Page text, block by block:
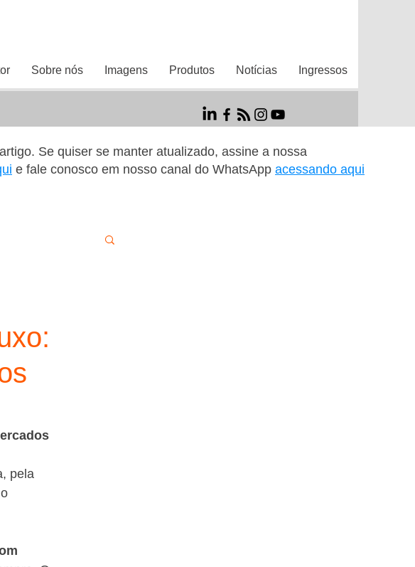
Sobre nós Imagens Produtos Notícias Ingressos
Se quiser se manter atualizado, assine a nossa
e fale conosco em nosso canal do WhatsApp acessando aqui
pela